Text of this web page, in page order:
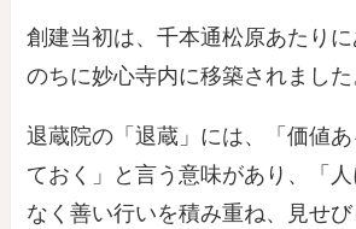
創建当初は、千本通松原あたりに
のちに妙心寺内に移築されました
退蔵院の「退蔵」には、「価値
ておく」と言う意味があり、「
なく善い行いを積み重ね、見せ